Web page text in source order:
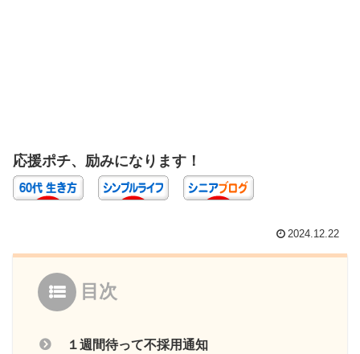
応援ポチ、励みになります！
2024.12.22
目次
１週間待って不採用通知